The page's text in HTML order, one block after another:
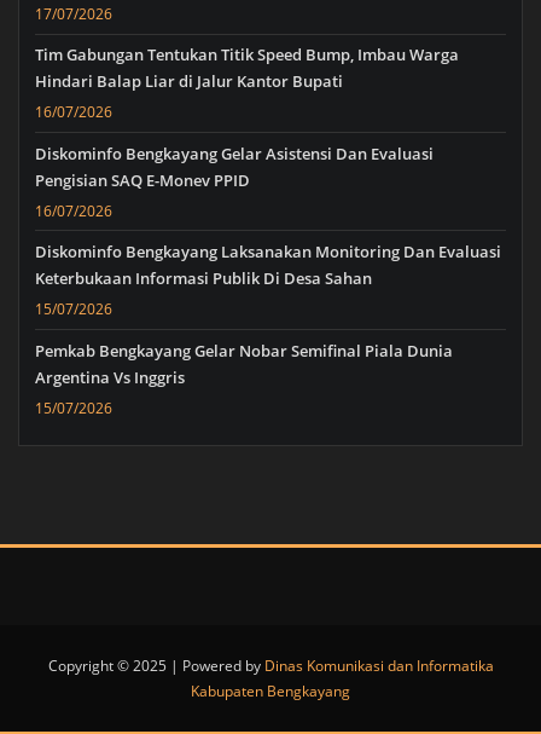
17/07/2026
Tim Gabungan Tentukan Titik Speed Bump, Imbau Warga
Hindari Balap Liar di Jalur Kantor Bupati
16/07/2026
Diskominfo Bengkayang Gelar Asistensi Dan Evaluasi
Pengisian SAQ E-Monev PPID
16/07/2026
Diskominfo Bengkayang Laksanakan Monitoring Dan Evaluasi
Keterbukaan Informasi Publik Di Desa Sahan
15/07/2026
Pemkab Bengkayang Gelar Nobar Semifinal Piala Dunia
Argentina Vs Inggris
15/07/2026
Copyright © 2025 | Powered by Dinas Komunikasi dan Informatika
Kabupaten Bengkayang